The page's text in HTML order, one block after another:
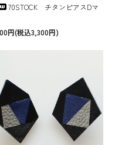
70STOCK チタンピアスDマ
円(税込3,300円)